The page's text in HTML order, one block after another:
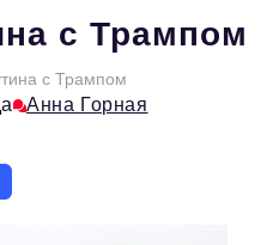
с Трампом
с Трампом
Анна Горная